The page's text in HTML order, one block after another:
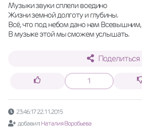
Музыки звуки сплели воедино
Жизни земной долготу и глубины.
Всё, что под небом дано нам Всевышним,
В музыке этой мы сможем услышать.
Поделиться
1
23:46:17 22.11.2015
добавил: Наталия Воробьева